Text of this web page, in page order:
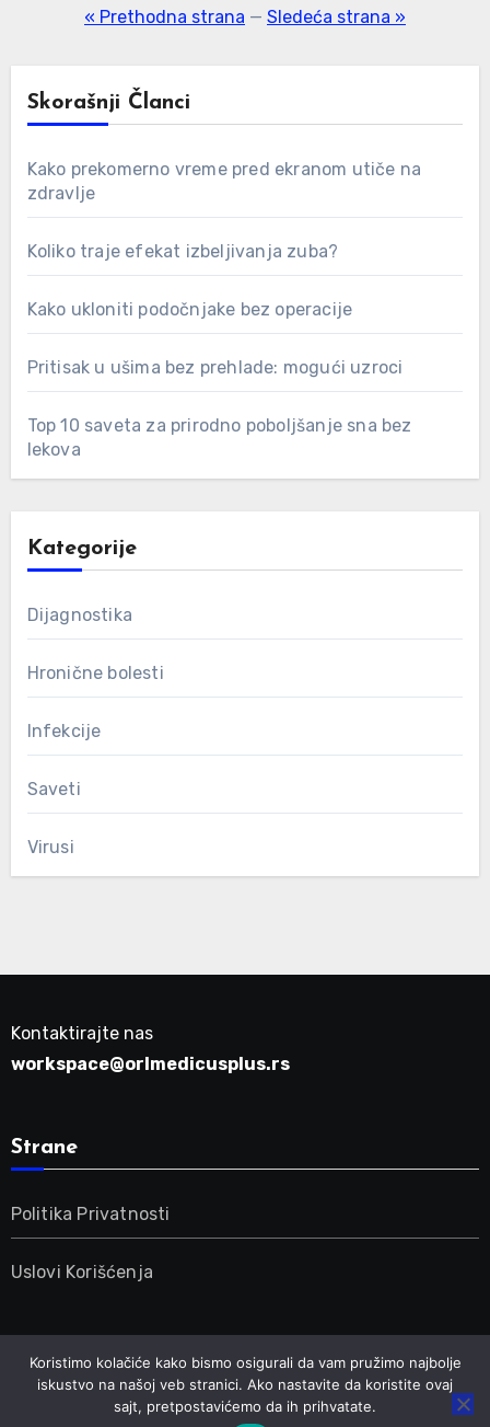
članaka« Prethodna strana — Sledeća strana »
Skorašnji Članci
Kako prekomerno vreme pred ekranom utiče na
zdravlje
Koliko traje efekat izbeljivanja zuba?
Kako ukloniti podočnjake bez operacije
Pritisak u ušima bez prehlade: mogući uzroci
Top 10 saveta za prirodno poboljšanje sna bez
lekova
Kategorije
Dijagnostika
Hronične bolesti
Infekcije
Saveti
Virusi
Kontaktirajte nas
workspace@orlmedicusplus.rs
Strane
Politika Privatnosti
Uslovi Korišćenja
Koristimo kolačiće kako bismo osigurali da vam pružimo najbolje
iskustvo na našoj veb stranici. Ako nastavite da koristite ovaj
sajt, pretpostavićemo da ih prihvatate.